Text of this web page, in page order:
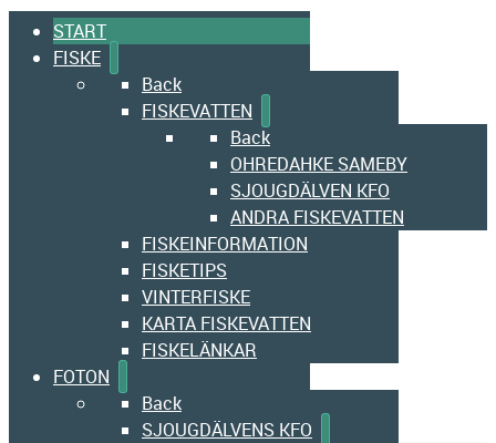
START
FISKE
Back
FISKEVATTEN
Back
OHREDAHKE SAMEBY
SJOUGDÄLVEN KFO
ANDRA FISKEVATTEN
FISKEINFORMATION
FISKETIPS
VINTERFISKE
KARTA FISKEVATTEN
FISKELÄNKAR
FOTON
Back
SJOUGDÄLVENS KFO